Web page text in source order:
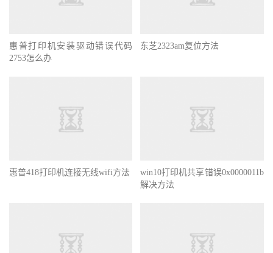
惠普打印机安装驱动错误代码
2753怎么办
东芝2323am复位方法
惠普418打印机连接无线wifi方法
win10打印机共享错误0x0000011b
解决方法